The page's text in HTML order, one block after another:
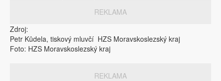
REKLAMA
Zdroj:
Petr Kůdela, tiskový mluvčí HZS Moravskoslezský kraj
Foto: HZS Moravskoslezský kraj
REKLAMA